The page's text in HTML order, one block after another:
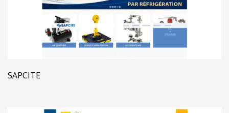
SAPCITE